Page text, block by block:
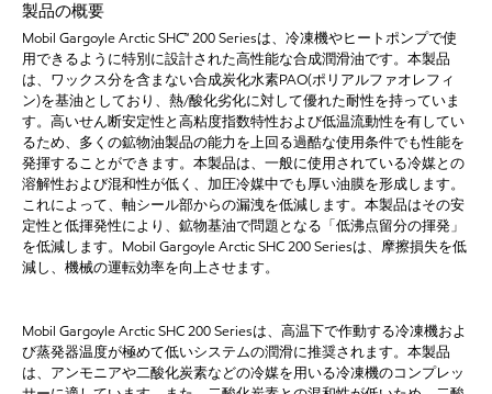
製品の概要
Mobil Gargoyle Arctic SHC™ 200 Seriesは、冷凍機やヒートポンプで使
用できるように特別に設計された高性能な合成潤滑油です。本製品
は、ワックス分を含まない合成炭化水素PAO(ポリアルファオレフィ
ン)を基油としており、熱/酸化劣化に対して優れた耐性を持っていま
す。高いせん断安定性と高粘度指数特性および低温流動性を有してい
るため、多くの鉱物油製品の能力を上回る過酷な使用条件でも性能を
発揮することができます。本製品は、一般に使用されている冷媒との
溶解性および混和性が低く、加圧冷媒中でも厚い油膜を形成します。
これによって、軸シール部からの漏洩を低減します。本製品はその安
定性と低揮発性により、鉱物基油で問題となる「低沸点留分の揮発」
を低減します。Mobil Gargoyle Arctic SHC 200 Seriesは、摩擦損失を低
減し、機械の運転効率を向上させます。
Mobil Gargoyle Arctic SHC 200 Seriesは、高温下で作動する冷凍機およ
び蒸発器温度が極めて低いシステムの潤滑に推奨されます。本製品
は、アンモニアや二酸化炭素などの冷媒を用いる冷凍機のコンプレッ